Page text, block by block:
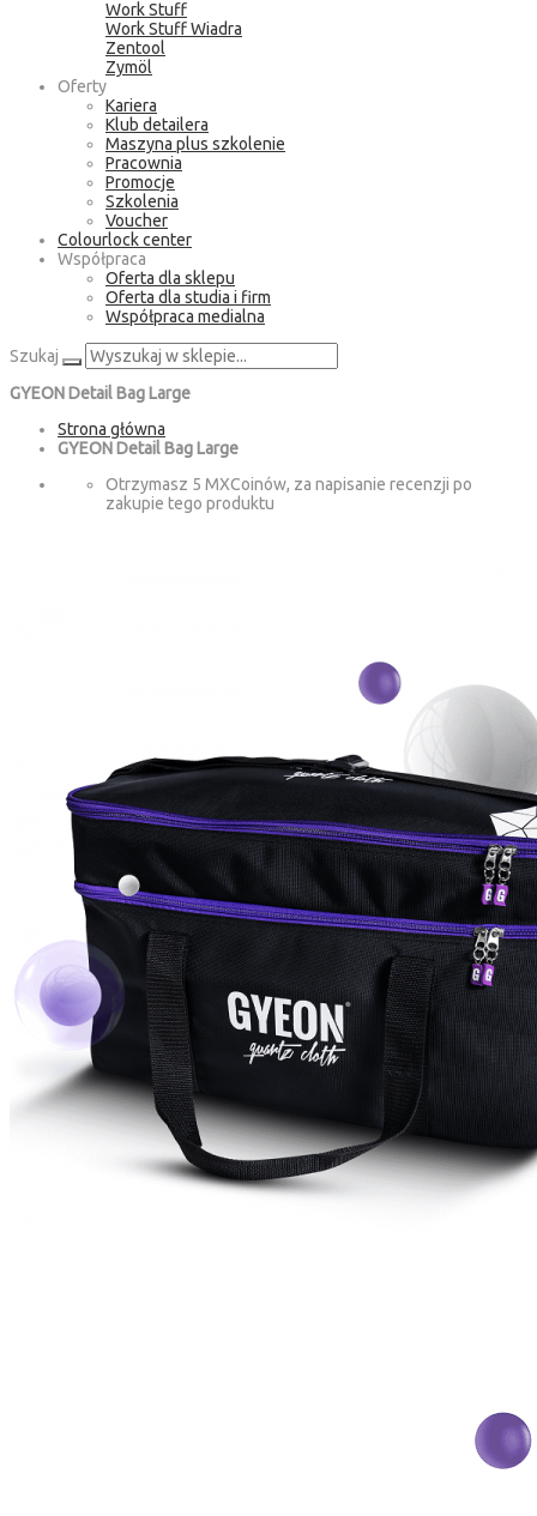
Work Stuff
Work Stuff Wiadra
Zentool
Zymöl
Oferty
Kariera
Klub detailera
Maszyna plus szkolenie
Pracownia
Promocje
Szkolenia
Voucher
Colourlock center
Współpraca
Oferta dla sklepu
Oferta dla studia i firm
Współpraca medialna
Szukaj
GYEON Detail Bag Large
Strona główna
GYEON Detail Bag Large
Otrzymasz 5 MXCoinów, za napisanie recenzji po
zakupie tego produktu